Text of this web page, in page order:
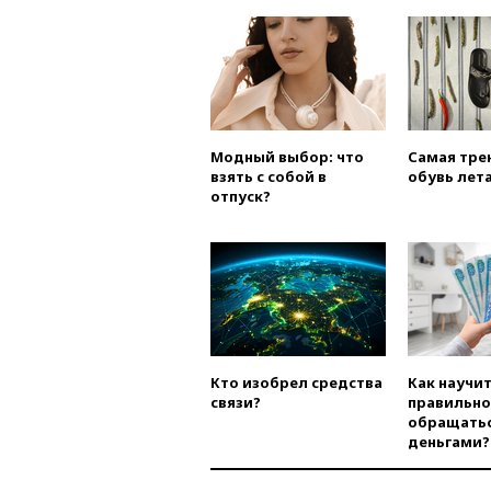
Модный выбор: что
взять с собой в
отпуск?
Самая
обувь
Кто изобрел средства
связи?
Как
правильно
деньгами?